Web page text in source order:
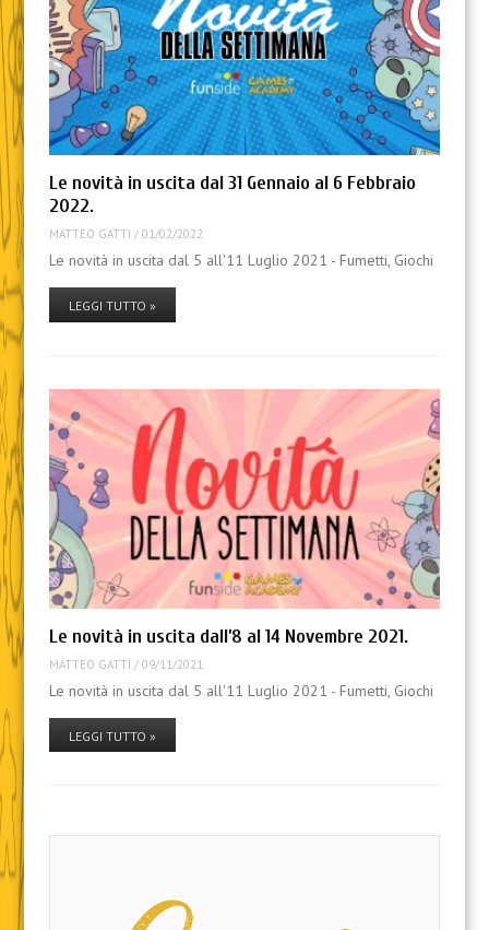
Le novità in uscita dal 31 Gennaio al 6 Febbraio
2022.
MATTEO GATTI / 01/02/2022
Le novità in uscita dal 5 all'11 Luglio 2021 - Fumetti, Giochi
LEGGI TUTTO »
Le novità in uscita dall’8 al 14 Novembre 2021.
MATTEO GATTI / 09/11/2021
Le novità in uscita dal 5 all'11 Luglio 2021 - Fumetti, Giochi
LEGGI TUTTO »